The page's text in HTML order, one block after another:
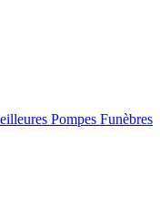
Pompes Funèbres